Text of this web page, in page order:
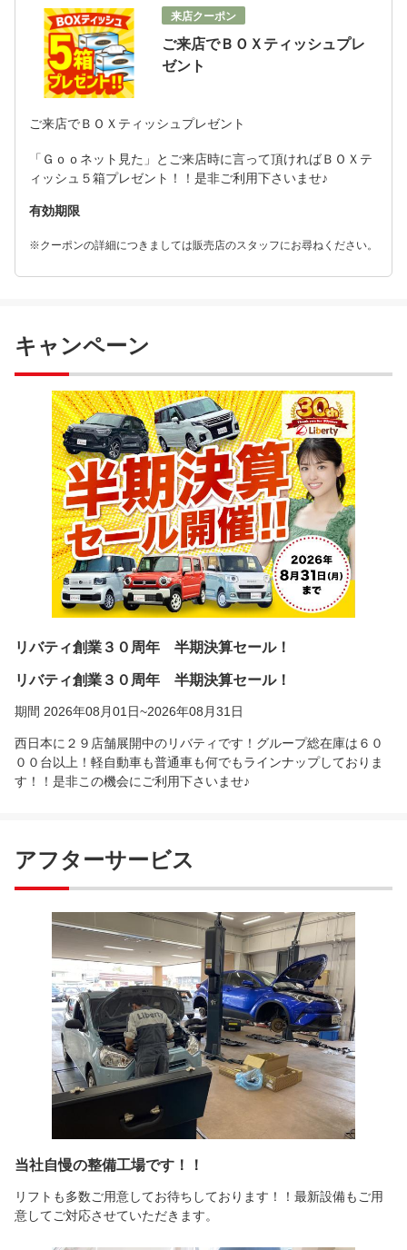
来店クーポン
ご来店でＢＯＸティッシュプレ
ゼント
ご来店でＢＯＸティッシュプレゼント
「Ｇｏｏネット見た」とご来店時に言って頂ければＢＯＸテ
ィッシュ５箱プレゼント！！是非ご利用下さいませ♪
有効期限
※クーポンの詳細につきましては販売店のスタッフにお尋ねください。
キャンペーン
リバティ創業３０周年 半期決算セール！
リバティ創業３０周年 半期決算セール！
期間 2026年08月01日~2026年08月31日
西日本に２９店舗展開中のリバティです！グループ総在庫は６０
００台以上！軽自動車も普通車も何でもラインナップしておりま
す！！是非この機会にご利用下さいませ♪
アフターサービス
当社自慢の整備工場です！！
リフトも多数ご用意してお待ちしております！！最新設備もご用
意してご対応させていただきます。